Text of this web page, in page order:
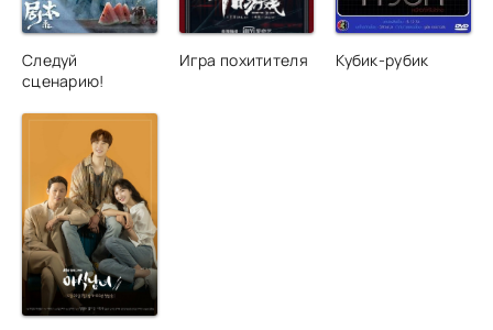
Следуй
сценарию!
Игра похитителя Кубик-рубик